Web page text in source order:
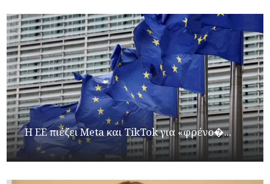
Η ΕΕ πιέζει Meta και TikTok για «φρένο�...